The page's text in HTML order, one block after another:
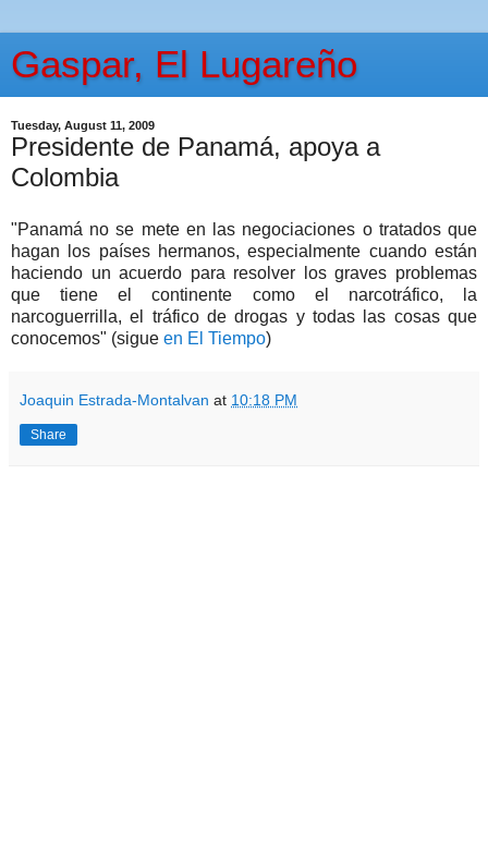
Gaspar, El Lugareño
Tuesday, August 11, 2009
Presidente de Panamá, apoya a
Colombia
"Panamá no se mete en las negociaciones o tratados que
hagan los países hermanos, especialmente cuando están
haciendo un acuerdo para resolver los graves problemas
que tiene el continente como el narcotráfico, la
narcoguerrilla, el tráfico de drogas y todas las cosas que
conocemos" (sigue en El Tiempo)
Joaquin Estrada-Montalvan at 10:18 PM
Share